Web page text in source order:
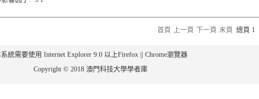
首頁
上一頁 下一頁 末頁 總頁 1
統需要使用 Internet Explorer 9.0 以上Firefox || Chrome瀏覽器
Copyright © 2018 澳門科技大學學者庫